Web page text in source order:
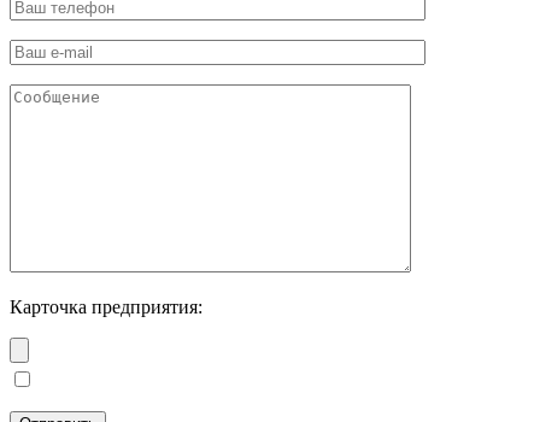
Карточка предприятия: